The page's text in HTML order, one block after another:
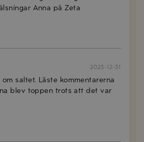
Anna på Zeta
2023-12-31
saltet. Läste kommentarerna
blev toppen trots att det var